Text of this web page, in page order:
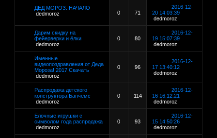
ДЕД МОРОЗ. НАЧАЛО
dedmoroz
0 71
2016-12-
20 14:03:39
dedmoroz
Дарим скидку на
фейерверки и ёлки
dedmoroz
0 80
2016-12-
19 15:07:39
dedmoroz
Именные
видеопоздравления от Деда
Мороза! 2017 Скачать
dedmoroz
0 96
2016-12-
17 13:40:12
dedmoroz
Распродажа детского
конструктора Банчемс
dedmoroz
0 114
2016-12-
16 16:12:21
dedmoroz
Ёлочные игрушки с
символом года распродажа
dedmoroz
0 93
2016-12-
15 14:50:26
dedmoroz